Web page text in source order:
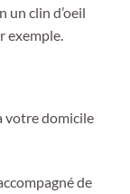
un clin d’oeil
exemple.
votre domicile
de